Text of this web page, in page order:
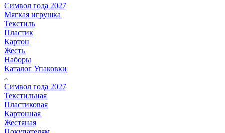
Символ года 2027
Мягкая игрушка
Текстиль
Пластик
Картон
Жесть
Наборы
Каталог Упаковки
Символ года 2027
Текстильная
Пластиковая
Картонная
Жестяная